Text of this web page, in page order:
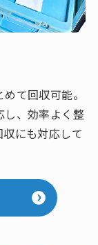
て回収可能。
し、効率よく整
にも対応して